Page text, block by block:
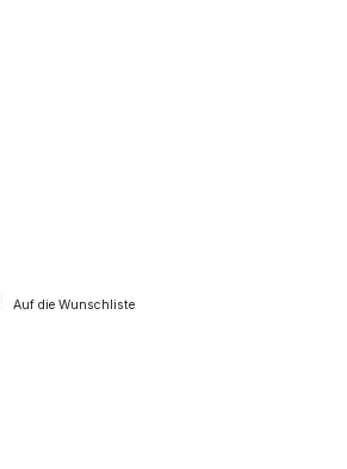
Auf die Wunschliste